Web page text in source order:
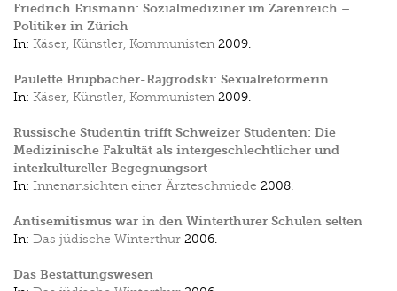
Friedrich Erismann: Sozialmediziner im Zarenreich –
Politiker in Zürich
In: Käser, Künstler, Kommunisten 2009.
Paulette Brupbacher-Rajgrodski: Sexualreformerin
In: Käser, Künstler, Kommunisten 2009.
Russische Studentin trifft Schweizer Studenten: Die
Medizinische Fakultät als intergeschlechtlicher und
interkultureller Begegnungsort
In: Innenansichten einer Ärzteschmiede 2008.
Antisemitismus war in den Winterthurer Schulen selten
In: Das jüdische Winterthur 2006.
Das Bestattungswesen